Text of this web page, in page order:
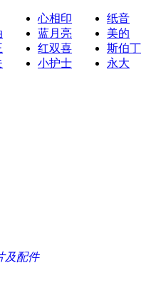
心相印
纸音
蓝月亮
美的
红双喜
斯伯丁
小护士 永大
及配件